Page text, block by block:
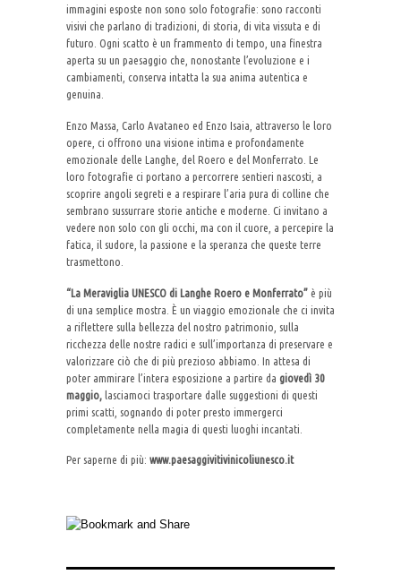
immagini esposte non sono solo fotografie: sono racconti
visivi che parlano di tradizioni, di storia, di vita vissuta e di
futuro. Ogni scatto è un frammento di tempo, una finestra
aperta su un paesaggio che, nonostante l’evoluzione e i
cambiamenti, conserva intatta la sua anima autentica e
genuina.
Enzo Massa, Carlo Avataneo ed Enzo Isaia, attraverso le loro
opere, ci offrono una visione intima e profondamente
emozionale delle Langhe, del Roero e del Monferrato. Le
loro fotografie ci portano a percorrere sentieri nascosti, a
scoprire angoli segreti e a respirare l’aria pura di colline che
sembrano sussurrare storie antiche e moderne. Ci invitano a
vedere non solo con gli occhi, ma con il cuore, a percepire la
fatica, il sudore, la passione e la speranza che queste terre
trasmettono.
“La Meraviglia UNESCO di Langhe Roero e Monferrato” è più
di una semplice mostra. È un viaggio emozionale che ci invita
a riflettere sulla bellezza del nostro patrimonio, sulla
ricchezza delle nostre radici e sull’importanza di preservare e
valorizzare ciò che di più prezioso abbiamo. In attesa di
poter ammirare l’intera esposizione a partire da giovedì 30
maggio, lasciamoci trasportare dalle suggestioni di questi
primi scatti, sognando di poter presto immergerci
completamente nella magia di questi luoghi incantati.
Per saperne di più: www.paesaggivitivinicoliunesco.it